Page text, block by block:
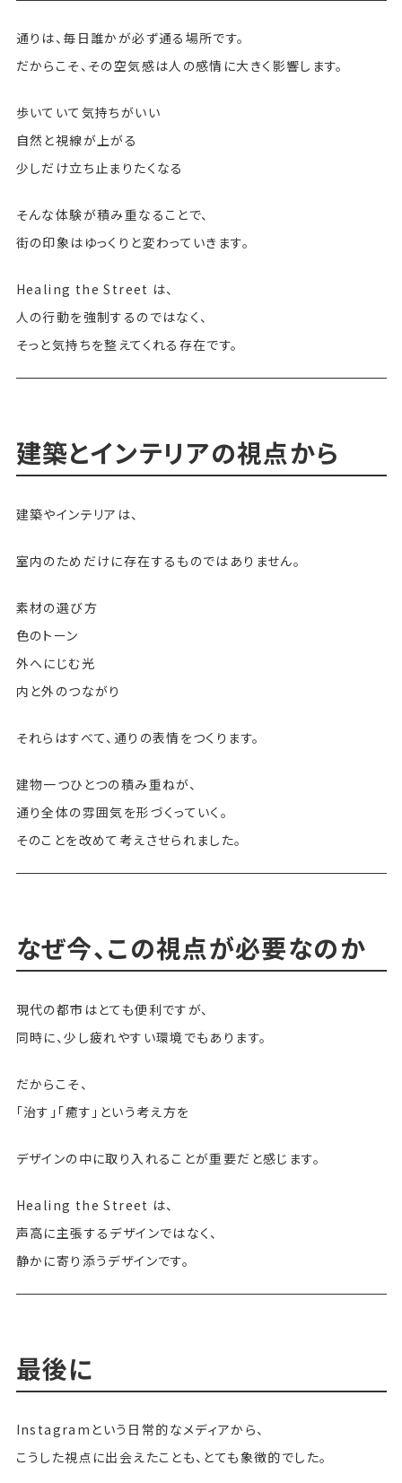
通りは、毎日誰かが必ず通る場所です。
だからこそ、その空気感は人の感情に大きく影響します。
歩いていて気持ちがいい
自然と視線が上がる
少しだけ立ち止まりたくなる
そんな体験が積み重なることで、
街の印象はゆっくりと変わっていきます。
Healing the Street は、
人の行動を強制するのではなく、
そっと気持ちを整えてくれる存在です。
建築とインテリアの視点から
建築やインテリアは、
室内のためだけに存在するものではありません。
素材の選び方
色のトーン
外へにじむ光
内と外のつながり
それらはすべて、通りの表情をつくります。
建物一つひとつの積み重ねが、
通り全体の雰囲気を形づくっていく。
そのことを改めて考えさせられました。
なぜ今、この視点が必要なのか
現代の都市はとても便利ですが、
同時に、少し疲れやすい環境でもあります。
だからこそ、
「治す」「癒す」という考え方を
デザインの中に取り入れることが重要だと感じます。
Healing the Street は、
声高に主張するデザインではなく、
静かに寄り添うデザインです。
最後に
Instagramという日常的なメディアから、
こうした視点に出会えたことも、とても象徴的でした。